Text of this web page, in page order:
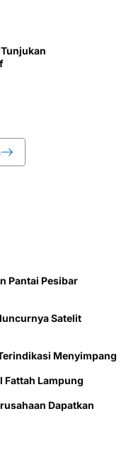
Pantai Pesibar
Terindikasi Menyimpang
Fattah Lampung
Dapatkan